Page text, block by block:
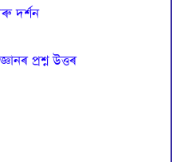
দৰ্শন
প্ৰশ্ন উত্তৰ